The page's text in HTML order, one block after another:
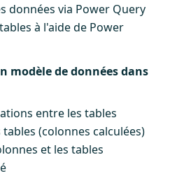
données via Power Query
à l'aide de Power
modèle de données dans
entre les tables
(colonnes calculées)
et les tables